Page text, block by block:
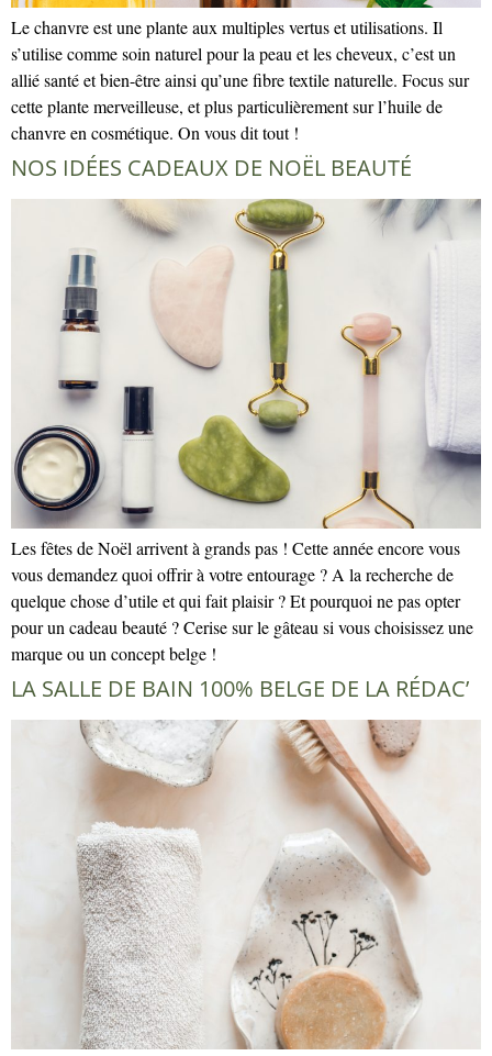
Le chanvre est une plante aux multiples vertus et utilisations. Il
s’utilise comme soin naturel pour la peau et les cheveux, c’est un
allié santé et bien-être ainsi qu’une fibre textile naturelle. Focus sur
cette plante merveilleuse, et plus particulièrement sur l’huile de
chanvre en cosmétique. On vous dit tout !
NOS IDÉES CADEAUX DE NOËL BEAUTÉ
Les fêtes de Noël arrivent à grands pas ! Cette année encore vous
vous demandez quoi offrir à votre entourage ? A la recherche de
quelque chose d’utile et qui fait plaisir ? Et pourquoi ne pas opter
pour un cadeau beauté ? Cerise sur le gâteau si vous choisissez une
marque ou un concept belge !
LA SALLE DE BAIN 100% BELGE DE LA RÉDAC’